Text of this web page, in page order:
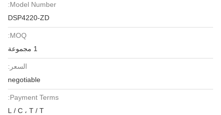
Model Number:
DSP4220-ZD
MOQ:
السعر:
negotiable
Payment Terms:
L / C ، T / T